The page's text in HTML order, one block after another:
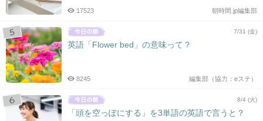
朝時間.jp編集部
17523
7/31 (金)
英語「Flower bed」の意味って？
編集部（協力：eステ）
8245
8/4 (火)
「頭を空っぽにする」を3単語の英語で言うと？